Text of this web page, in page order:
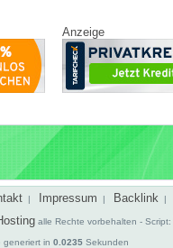
Anzeige
| Impressum | Backlink |
alle Rechte vorbehalten - Script:
generiert in 0.0235Sekunden